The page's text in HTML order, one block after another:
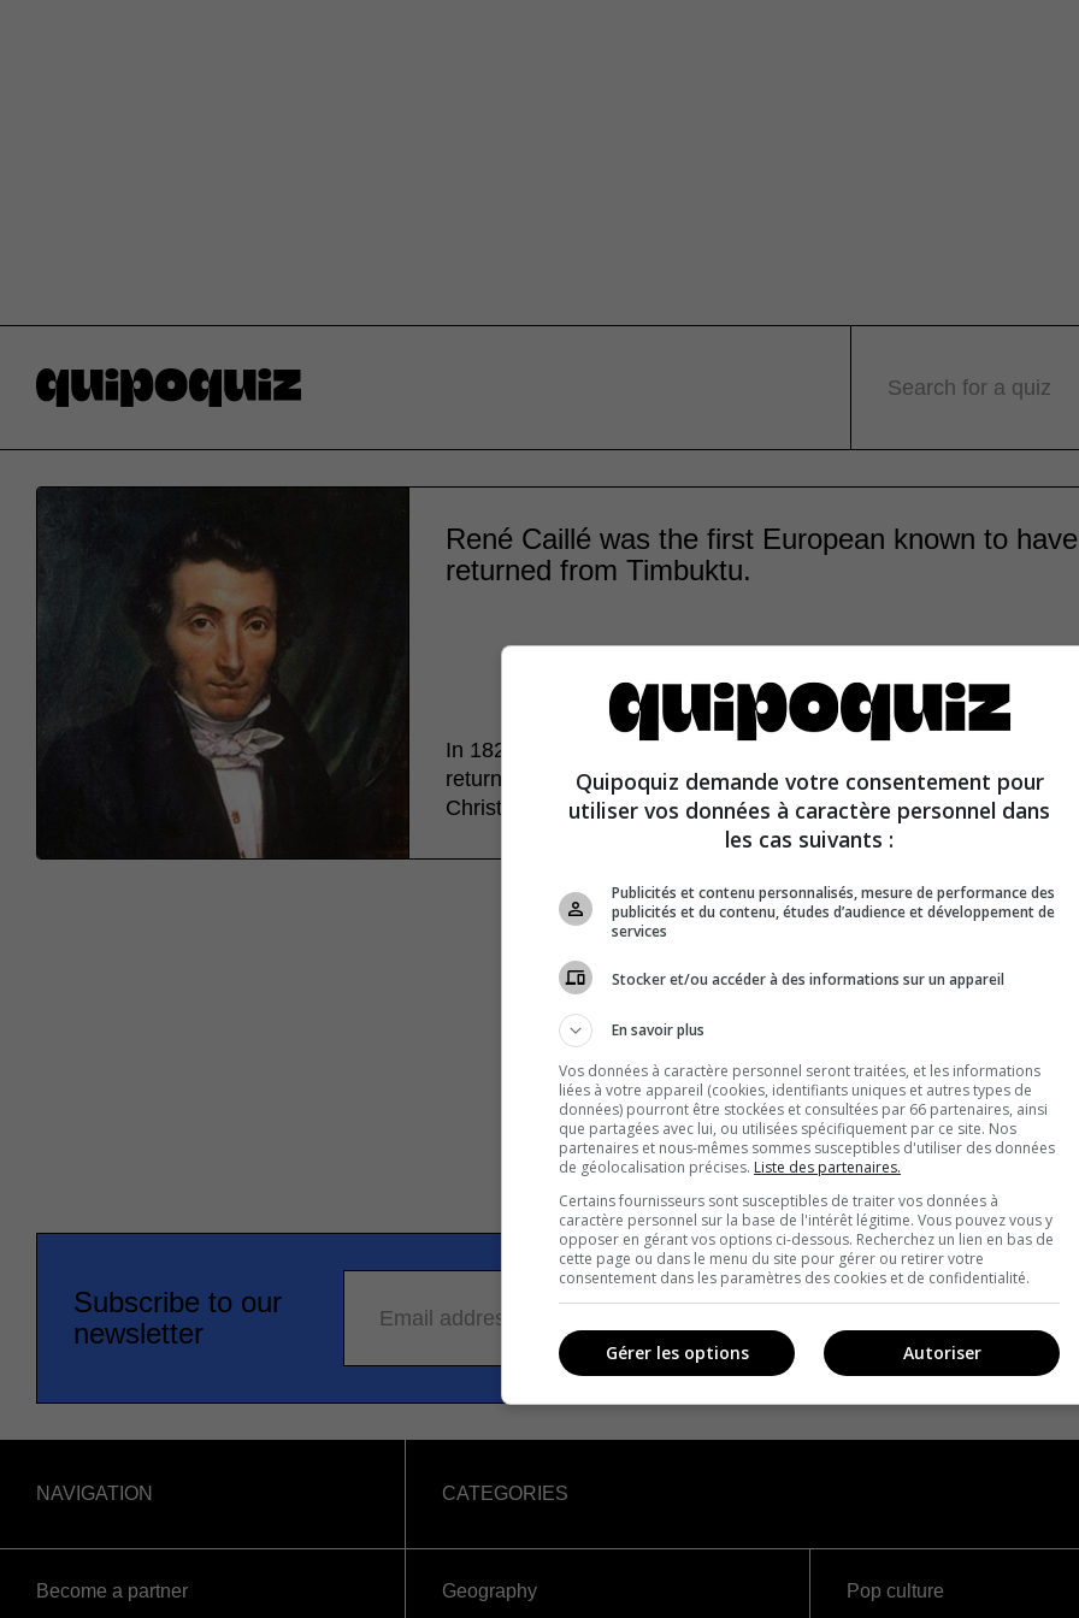
Search for a quiz
René Caillé was the first European known to have
returned from Timbuktu.
In 1828, French explorer René Caillé was the first European
returned alive from the city of Timbuktu, Mali, which was then
Christians.
Subscribe to our
newsletter
Email address
NAVIGATION
Become a partner
CATEGORIES
Geography
Pop culture
Quipoquiz demande votre consentement pour
utiliser vos données à caractère personnel dans
les cas suivants :
Publicités et contenu personnalisés, mesure de performance des
publicités et du contenu, études d’audience et développement de
services
Stocker et/ou accéder à des informations sur un appareil
En savoir plus
Vos données à caractère personnel seront traitées, et les informations
liées à votre appareil (cookies, identifiants uniques et autres types de
données) pourront être stockées et consultées par 66 partenaires, ainsi
que partagées avec lui, ou utilisées spécifiquement par ce site. Nos
partenaires et nous-mêmes sommes susceptibles d'utiliser des données
de géolocalisation précises. Liste des partenaires.
Certains fournisseurs sont susceptibles de traiter vos données à
caractère personnel sur la base de l'intérêt légitime. Vous pouvez vous y
opposer en gérant vos options ci-dessous. Recherchez un lien en bas de
cette page ou dans le menu du site pour gérer ou retirer votre
consentement dans les paramètres des cookies et de confidentialité.
Autoriser
Gérer les options